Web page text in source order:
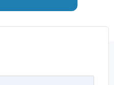
o melhor em termos